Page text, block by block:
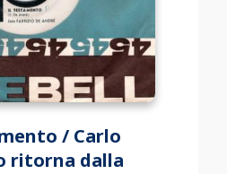
/ Carlo
ritorna dalla